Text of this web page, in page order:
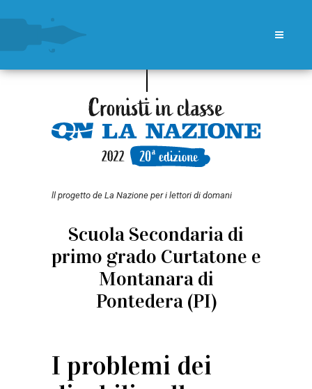
ll progetto de La Nazione per i lettori di domani
Scuola Secondaria di
primo grado Curtatone e
Montanara di
Pontedera (PI)
I problemi dei